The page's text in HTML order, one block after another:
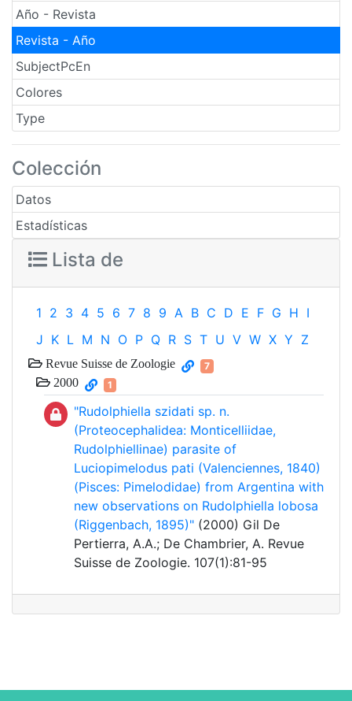
Año - Revista
Revista - Año
SubjectPcEn
Colores
Type
Colección
Datos
Estadísticas
Lista de
1 2 3 4 5 6 7 8 9 A B C D E F G H I
J K L M N O P Q R S T U V W X Y Z
Revue Suisse de Zoologie 7
2000 1
"Rudolphiella szidati sp. n.
(Proteocephalidea: Monticelliidae,
Rudolphiellinae) parasite of
Luciopimelodus pati (Valenciennes, 1840)
(Pisces: Pimelodidae) from Argentina with
new observations on Rudolphiella lobosa
(Riggenbach, 1895)" (2000) Gil De
Pertierra, A.A.; De Chambrier, A. Revue
Suisse de Zoologie. 107(1):81-95